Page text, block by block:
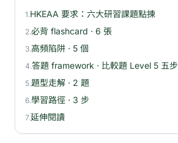
1.HKEAA 要求：六大研習課題點揀
2.必背 flashcard · 6 張
3.高頻陷阱 · 5 個
4.答題 framework · 比較題 Level 5 五步
5.題型走解 · 2 題
6.學習路徑 · 3 步
7.延伸閱讀